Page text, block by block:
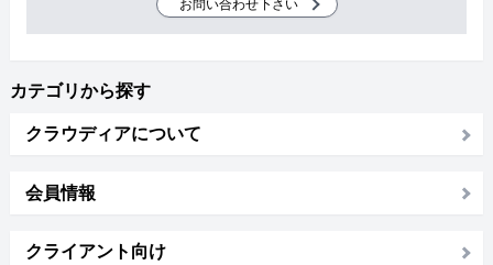
お問い合わせ下さい
カテゴリから探す
クラウディアについて
会員情報
クライアント向け